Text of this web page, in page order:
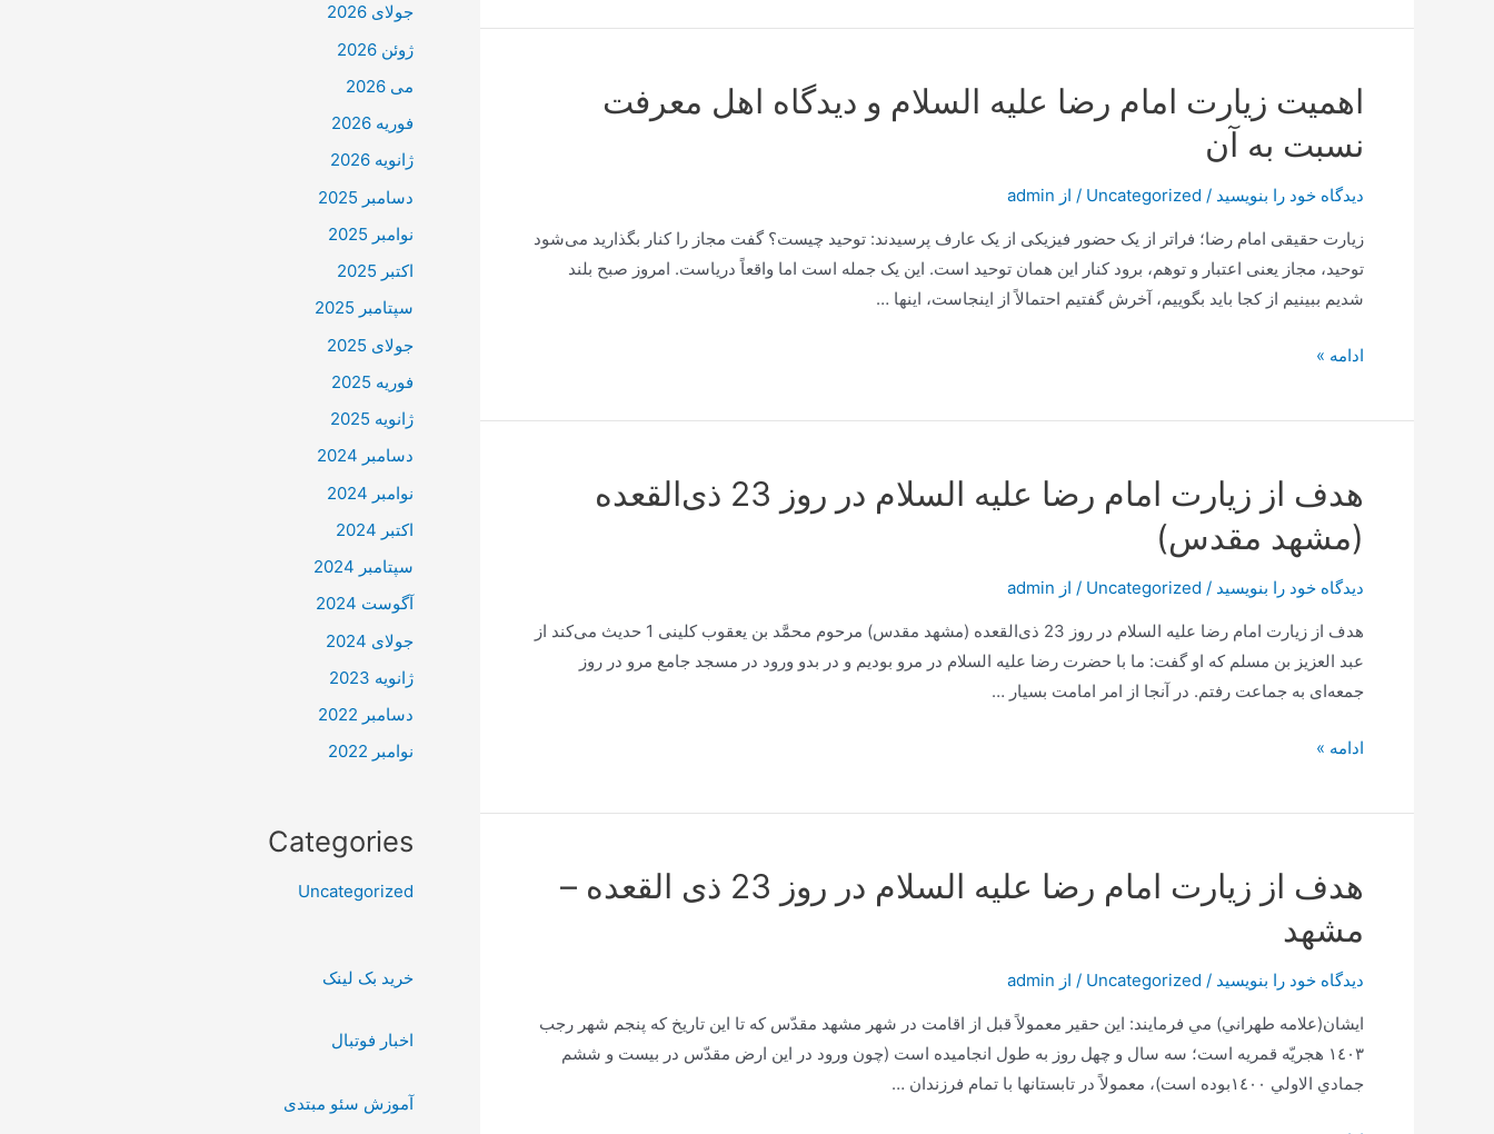
رضا
11
القعده
سال
1420هـ.ق
اهمیت زیارت امام رضا علیه السلام و دیدگاه اهل معرفت
نسبت به آن
دیدگاه‌ خود را بنویسید /
Uncategorized / از admin
زیارت حقیقی امام رضا؛ فراتر از یک حضور فیزیکی از یک عارف پرسیدند: توحید چیست؟ گفت مجاز را کنار بگذارید می‌شود
توحید، مجاز یعنی اعتبار و توهم، برود کنار این همان توحید است. این یک جمله است اما واقعاً دریاست. امروز صبح بلند
شدیم ببینیم از کجا باید بگوییم، آخرش گفتیم احتمالاً از اینجاست، اینها …
اهمیت
السلام
و
اهل
معرفت
نسبت
ادامه »
هدف از زیارت امام رضا علیه السلام در روز 23 ذی‌القعده
(مشهد مقدس)
دیدگاه‌ خود را بنویسید /
Uncategorized / از admin
هدف از زیارت امام رضا علیه السلام در روز 23 ذی‌القعده (مشهد مقدس) مرحوم محمَّد بن يعقوب كلينى 1 حديث مى‌كند از
عبد العزيز بن مسلم كه او گفت: ما با حضرت رضا علیه السلام در مرو بوديم و در بدو ورود در مسجد جامع مرو در روز
جمعه‌اى به جماعت‌ رفتم. در آنجا از امر امامت بسيار …
هدف
علیه
السلام
روز
23
ذی‌القعده
(مشهد
ادامه »
هدف از زیارت امام رضا علیه السلام در روز 23 ذی القعده –
مشهد
دیدگاه‌ خود را بنویسید /
Uncategorized / از admin
ايشان(علامه طهراني) مي فرمايند: اين حقير معمولاً قبل از اقامت در شهر مشهد مقدّس كه تا اين تاريخ كه پنجم شهر رجب
١٤٠٣ هجريّه قمريه است؛ سه سال و چهل روز به طول انجاميده است (چون ورود در اين ارض مقدّس در بيست و ششم
جمادي الاولي ١٤٠٠بوده است)، معمولاً در تابستانها با تمام فرزندان …
جولای 2026
ژوئن 2026
می 2026
فوریه 2026
ژانویه 2026
دسامبر 2025
نوامبر 2025
اکتبر 2025
سپتامبر 2025
جولای 2025
فوریه 2025
ژانویه 2025
دسامبر 2024
نوامبر 2024
اکتبر 2024
سپتامبر 2024
آگوست 2024
جولای 2024
ژانویه 2023
دسامبر 2022
نوامبر 2022
Categories
Uncategorized
خرید بک لینک
اخبار فوتبال
آموزش سئو مبتدی